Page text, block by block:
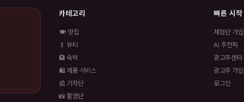
카테고리
🍽️ 맛집
💄 뷰티
🏨 숙박
🛍️ 제품·서비스
📰 기자단
📸 촬영단
빠른 시작
체험단 가입
AI 추천픽
광고주센터
광고주 가입
로그인